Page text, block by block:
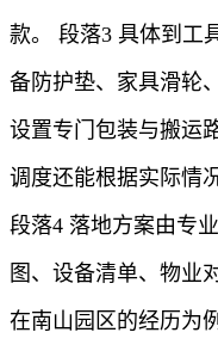
款。 段落3 具体到工
备防护垫、家具滑轮
设置专门包装与搬运
调度还能根据实际情
段落4 落地方案由专
图、设备清单、物业
在南山园区的经历为